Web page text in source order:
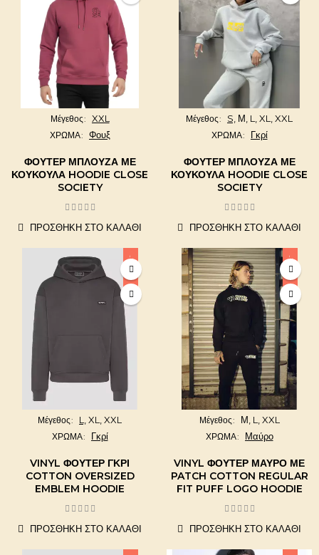
Μέγεθος XXL
ΧΡΩΜΑ Φουξ
ΦΟΎΤΕΡ ΜΠΛΟΎΖΑ ΜΕ
ΚΟΥΚΟΎΛΑ HOODIE CLOSE
SOCIETY
ΠΡΟΣΘΉΚΗ ΣΤΟ ΚΑΛΆΘΙ
Μέγεθος S, Μ, L,XL,XXL
ΧΡΩΜΑ Γκρί
ΦΟΎΤΕΡ ΜΠΛΟΎΖΑ ΜΕ
ΚΟΥΚΟΎΛΑ HOODIE CLOSE
SOCIETY
ΠΡΟΣΘΉΚΗ ΣΤΟ ΚΑΛΆΘΙ
-10,03%
Μέγεθος L, XL, XXL
ΧΡΩΜΑ Γκρί
VINYL ΦΟΎΤΕΡ ΓΚΡΙ
COTTON OVERSIZED
EMBLEM HOODIE
ΠΡΟΣΘΉΚΗ ΣΤΟ ΚΑΛΆΘΙ
-15,95%
Μέγεθος Μ, L, XXL
ΧΡΩΜΑ Μαύρο
VINYL ΦΟΥΤΕΡ ΜΑΥΡΟ ΜΕ
PATCH COTTON REGULAR
FIT PUFF LOGO HOODIE
ΠΡΟΣΘΉΚΗ ΣΤΟ ΚΑΛΆΘΙ